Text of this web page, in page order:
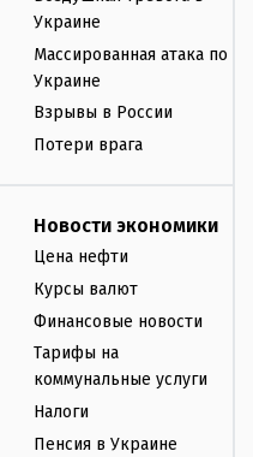
Украине
Массированная атака по
Украине
Взрывы в России
Потери врага
Новости экономики
Цена нефти
Курсы валют
Финансовые новости
Тарифы на
коммунальные услуги
Налоги
Пенсия в Украине